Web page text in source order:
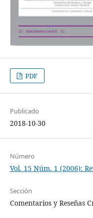
PDF
Publicado
2018-10-30
Número
Vol. 15 Núm. 1 (2006):
Sección
Comentarios y Reseñas